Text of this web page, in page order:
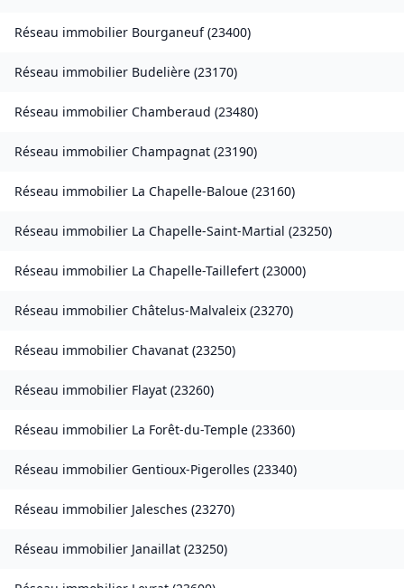
Réseau immobilier Bourganeuf(23400)
Réseau immobilier Budelière (23170)
Réseau immobilier Chamberaud (23480)
Réseau immobilier Champagnat (23190)
Réseau immobilier La Chapelle-Baloue (23160)
Réseau immobilier La Chapelle-Saint-Martial (23250)
Réseau immobilier La Chapelle-Taillefert (23000)
Réseau immobilier Châtelus-Malvaleix (23270)
Réseau immobilier Chavanat (23250)
Réseau immobilier Flayat (23260)
Réseau immobilier La Forêt-du-Temple (23360)
Réseau immobilier Gentioux-Pigerolles (23340)
Réseau immobilier Jalesches (23270)
Réseau immobilier Janaillat (23250)